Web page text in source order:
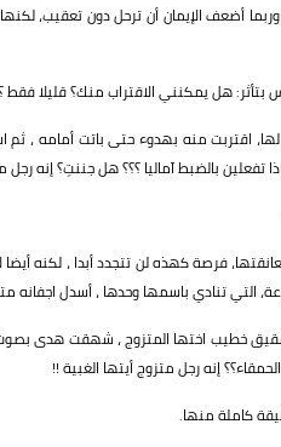
أضعف الإيمان أن ترحل دون تعقيب،
بتأثر: هل يمكنني الاقتراب منك؟ قليلا فقط
اقتربت منه بهدوء حتى باتت أمامه ،
بالضبط آماليا ؟؟؟ هل جننتِ؟ إنه رجل
فرصة كهذه لن تتجدد أبدا ، لكنه أيضا
التي تنادي باسمها وحدها ، أسدل اجفانه
خطيب اختها المتزوج ، شهقت هدى
إنه رجل متزوج أيتها الغبية !!
كاملة منها.